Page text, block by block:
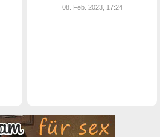
08. Feb. 2023, 17:24